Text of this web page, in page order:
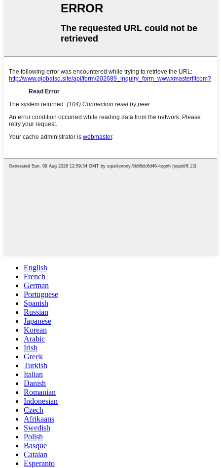
English
French
German
Portuguese
Spanish
Russian
Japanese
Korean
Arabic
Irish
Greek
Turkish
Italian
Danish
Romanian
Indonesian
Czech
Afrikaans
Swedish
Polish
Basque
Catalan
Esperanto